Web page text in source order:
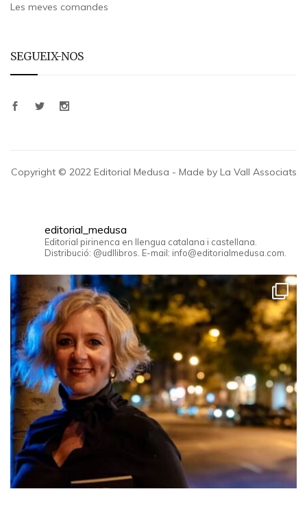
Les meves comandes
SEGUEIX-NOS
Copyright © 2022 Editorial Medusa - Made by La Vall Associats
editorial_medusa
Editorial pirinenca en llengua catalana i castellana.
Distribució: @udllibros. E-mail: info@editorialmedusa.com.